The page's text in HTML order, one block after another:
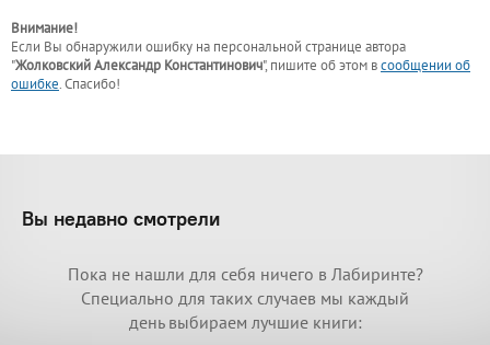
Внимание!
Если Вы обнаружили ошибку на персональной странице автора
"Жолковский Александр Константинович", пишите об этом всообщении об
ошибке. Спасибо!
Вы недавно смотрели
Пока не нашли для себя ничего в Лабиринте?
Специально для таких случаев мы каждый
день выбираем лучшие книги: